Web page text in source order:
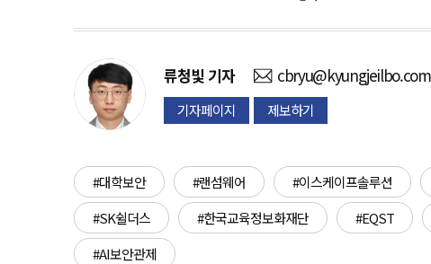
류청빛 기자 cbryu@kyungjeilbo.com
기자페이지 제보하기
#대학보안 #랜섬웨어 #이스케이프솔루션
#SK쉴더스
#한국교육정보화재단 #EQST
#AI보안관제